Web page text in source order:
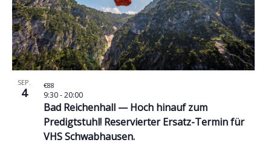
SEP.
4
Bad Reichenhall — Hoch hinauf zum
Predigtstuhl! Reservierter Ersatz-Termin für
VHS Schwabhausen.
9:30-20:00
€88